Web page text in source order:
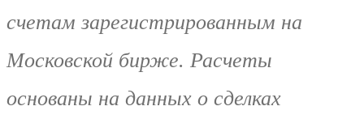
счетам зарегистрированным на
Московской бирже. Расчеты
основаны на данных о сделках